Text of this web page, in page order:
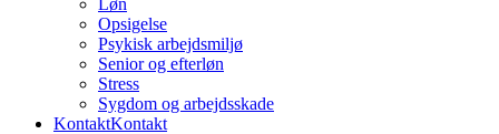
Opsigelse
Psykisk arbejdsmiljø
Senior og efterløn
Stress
Sygdom og arbejdsskade
KontaktKontakt